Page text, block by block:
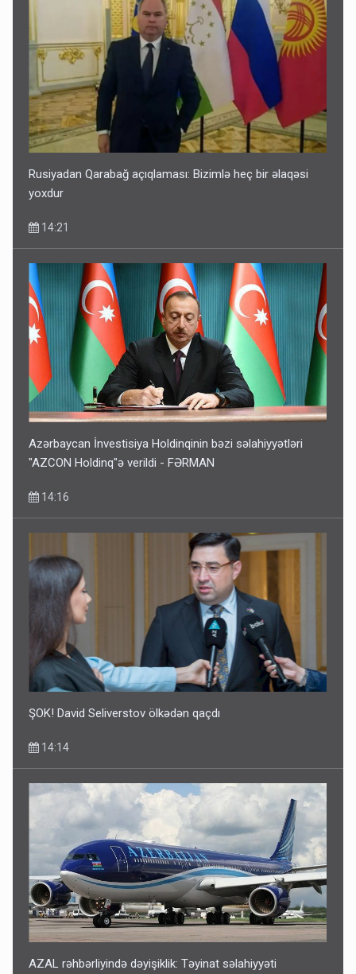
Rusiyadan Qarabağ açıqlaması: Bizimlə heç bir əlaqəsi
yoxdur
14:21
Azərbaycan İnvestisiya Holdinqinin bəzi səlahiyyətləri
"AZCON Holdinq"ə verildi - FƏRMAN
14:16
ŞOK! David Seliverstov ölkədən qaçdı
14:14
AZAL rəhbərliyində dəyişiklik: Təyinat səlahiyyəti